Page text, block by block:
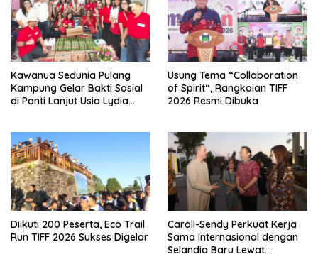
Kawanua Sedunia Pulang
Kampung Gelar Bakti Sosial
di Panti Lanjut Usia Lydia
Usung Tema “Collaboration
of Spirit“, Rangkaian TIFF
2026 Resmi Dibuka
Diikuti 200 Peserta, Eco Trail
Run TIFF 2026 Sukses Digelar
Caroll-Sendy Perkuat Kerja
Sama Internasional dengan
Selandia Baru Lewat